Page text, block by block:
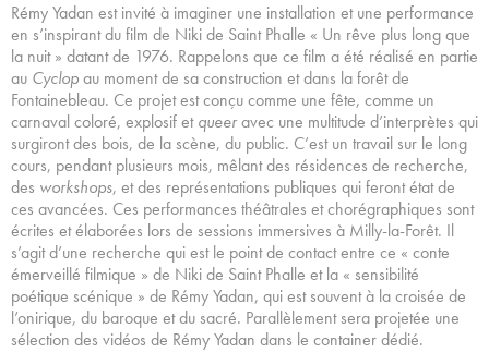
Rémy Yadan est invité à imaginer une installation et une performance
en s’inspirant du film de Niki de Saint Phalle « Un rêve plus long que
la nuit » datant de 1976. Rappelons que ce film a été réalisé en partie
au Cyclopau moment de sa construction et dans la forêt de
Fontainebleau. Ce projet est conçu comme une fête, comme un
carnaval coloré, explosif etqueeravec une multitude d’interprètes qui
surgiront des bois, de la scène, du public. C’est un travail sur le long
cours, pendant plusieurs mois, mêlant des résidences de recherche,
des workshops, et des représentations publiques qui feront état de
ces avancées. Ces performances théâtrales et chorégraphiques sont
écrites et élaborées lors de sessions immersives à Milly-la-Forêt. Il
s’agit d’une recherche qui est le point de contact entre ce « conte
émerveillé filmique » de Niki de Saint Phalle et la « sensibilité
poétique scénique » de Rémy Yadan, qui est souvent à la croisée de
l’onirique, du baroque et du sacré. Parallèlement sera projetée une
sélection des vidéos de Rémy Yadan dans le container dédié.